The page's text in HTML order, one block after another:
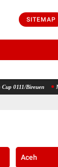
SITEMAP
Menjemput
Aceh